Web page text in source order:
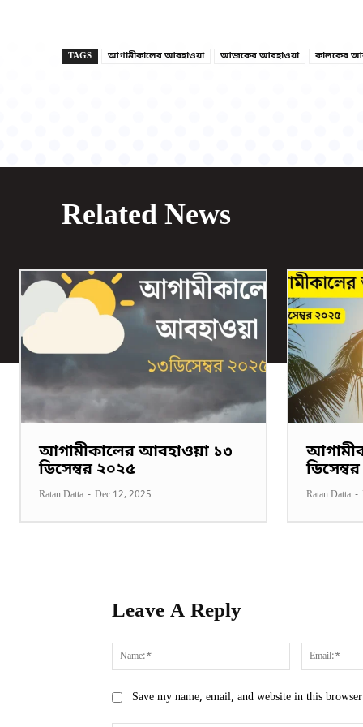
TAGS আগামীকালের আবহাওয়া আজকের আবহাওয়া কালকের
Related News
আগামীকালের আবহাওয়া ১৩
ডিসেম্বর ২০২৫
Ratan Datta - Dec 12, 2025 Ratan Datta -
Leave A Reply
Name:*
Save my name, email, and website in this